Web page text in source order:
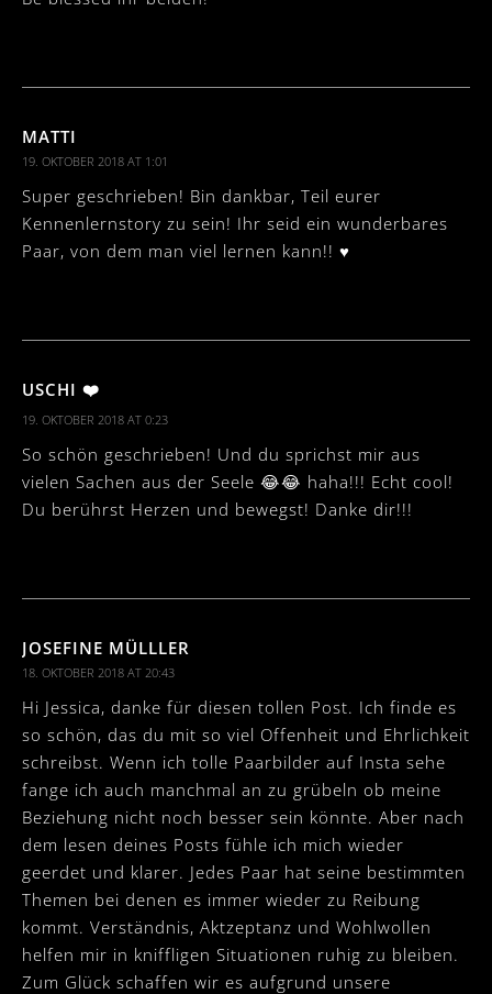
MATTI
19. OKTOBER 2018 AT 1:01
Super geschrieben! Bin dankbar, Teil eurer
Kennenlernstory zu sein! Ihr seid ein wunderbares
Paar, von dem man viel lernen kann!! ♥️
USCHI ❤️
19. OKTOBER 2018 AT 0:23
So schön geschrieben! Und du sprichst mir aus
vielen Sachen aus der Seele 😂😂 haha!!! Echt cool!
Du berührst Herzen und bewegst! Danke dir!!!
JOSEFINE MÜLLLER
18. OKTOBER 2018 AT 20:43
Hi Jessica, danke für diesen tollen Post. Ich finde es
so schön, das du mit so viel Offenheit und Ehrlichkeit
schreibst. Wenn ich tolle Paarbilder auf Insta sehe
fange ich auch manchmal an zu grübeln ob meine
Beziehung nicht noch besser sein könnte. Aber nach
dem lesen deines Posts fühle ich mich wieder
geerdet und klarer. Jedes Paar hat seine bestimmten
Themen bei denen es immer wieder zu Reibung
kommt. Verständnis, Aktzeptanz und Wohlwollen
helfen mir in kniffligen Situationen ruhig zu bleiben.
Zum Glück schaffen wir es aufgrund unsere